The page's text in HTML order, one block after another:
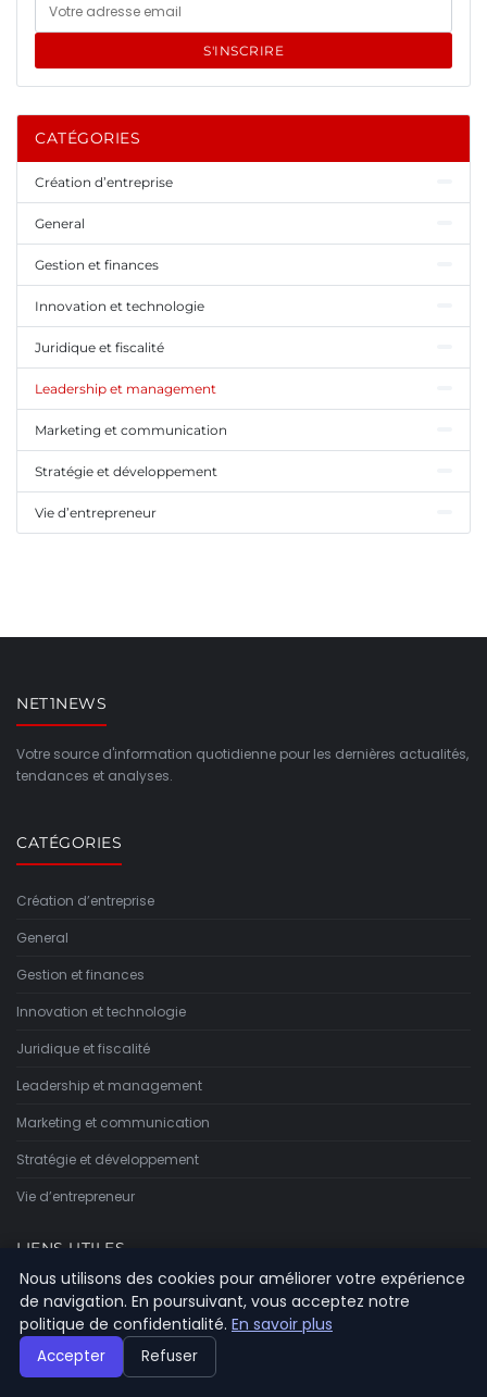
S'INSCRIRE
CATÉGORIES
Création d’entreprise
General
Gestion et finances
Innovation et technologie
Juridique et fiscalité
Leadership et management
Marketing et communication
Stratégie et développement
Vie d’entrepreneur
NET1NEWS
Votre source d'information quotidienne pour les dernières actualités,
tendances et analyses.
CATÉGORIES
Création d’entreprise
General
Gestion et finances
Innovation et technologie
Juridique et fiscalité
Leadership et management
Marketing et communication
Stratégie et développement
Vie d’entrepreneur
LIENS UTILES
Contact
INFORMATIONS
Nous utilisons des cookies pour améliorer votre expérience
de navigation. En poursuivant, vous acceptez notre
politique de confidentialité. En savoir plus
Accepter Refuser